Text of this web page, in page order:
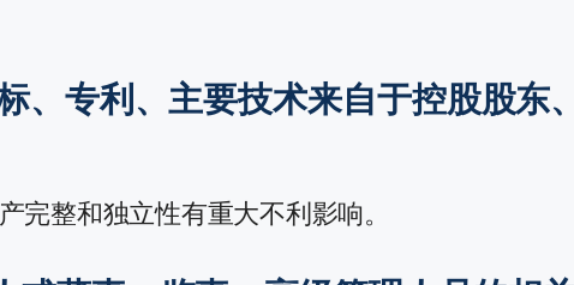
、专利、主要技术来自于控股股东
完整和独立性有重大不利影响。